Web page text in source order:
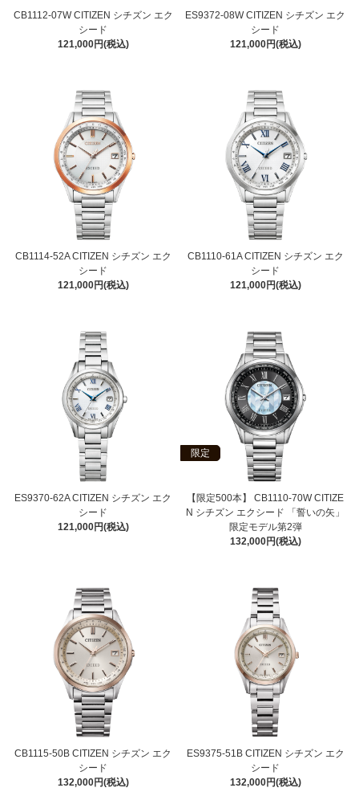
CB1112-07W CITIZEN シチズン エク
シード
121,000円(税込)
ES9372-08W CITIZEN シチズン エク
シード
121,000円(税込)
CB1114-52A CITIZEN シチズン エク
シード
121,000円(税込)
CB1110-61A CITIZEN シチズン エク
シード
121,000円(税込)
ES9370-62A CITIZEN シチズン エク
シード
121,000円(税込)
限定
【限定500本】 CB1110-70W CITIZE
N シチズン エクシード 「誓いの矢」
限定モデル第2弾
132,000円(税込)
CB1115-50B CITIZEN シチズン エク
シード
132,000円(税込)
ES9375-51B CITIZEN シチズン エク
シード
132,000円(税込)